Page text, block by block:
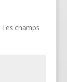
Les champs